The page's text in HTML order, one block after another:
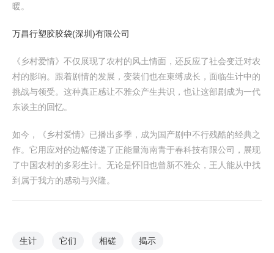
暖。
万昌行塑胶胶袋(深圳)有限公司
《乡村爱情》不仅展现了农村的风土情面，还反应了社会变迁对农
村的影响。跟着剧情的发展，变装们也在束缚成长，面临生计中的
挑战与领受。这种真正感让不雅众产生共识，也让这部剧成为一代
东谈主的回忆。
如今，《乡村爱情》已播出多季，成为国产剧中不行残酷的经典之
作。它用应对的边幅传递了正能量海南青于春科技有限公司，展现
了中国农村的多彩生计。无论是怀旧也曾新不雅众，王人能从中找
到属于我方的感动与兴隆。
生计 它们 相磋 揭示